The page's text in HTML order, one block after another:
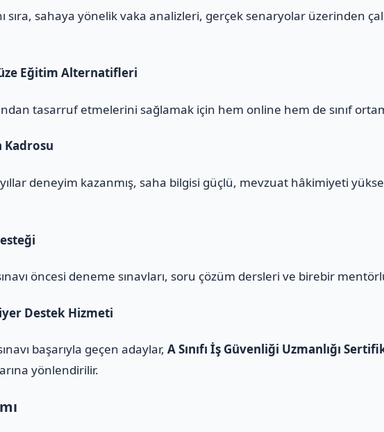
sıra, sahaya yönelik vaka analizleri, gerçek senaryolar üzerinden
Eğitim Alternatifleri
tasarruf etmelerini sağlamak için hem online hem de sınıf
Kadrosu
deneyim kazanmış, saha bilgisi güçlü, mevzuat hâkimiyeti
sınavı öncesi deneme sınavları, soru çözüm dersleri ve birebir
Destek Hizmeti
başarıyla geçen adaylar, A Sınıfı İş Güvenliği Uzmanlığı
yönlendirilir.